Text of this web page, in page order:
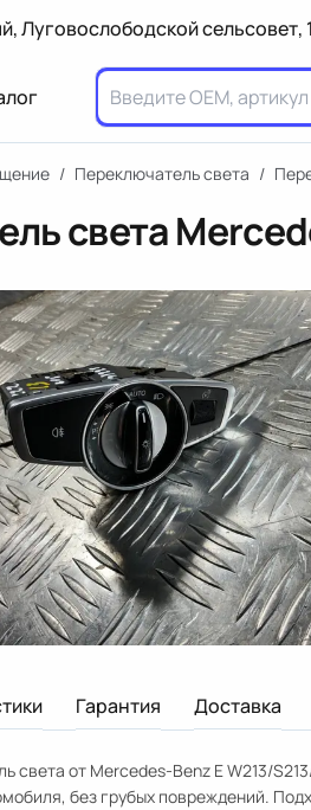
Луговослободской сельсовет,
/ Переключатель света /
света
Гарантия Доставка
света от Mercedes-Benz E W213/
без грубых повреждений.